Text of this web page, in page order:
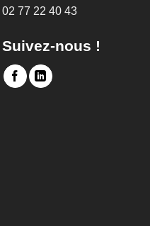
02 77 22 40 43
Suivez-nous !